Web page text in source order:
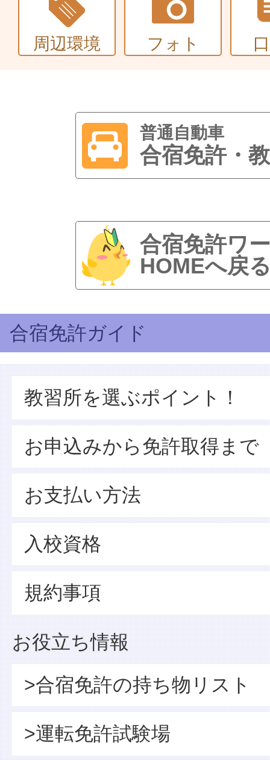
周辺環境 フォト
普通自動車
合宿免許・
合宿免許ワ
HOMEへ戻
合宿免許ガイド
教習所を選ぶポイント！
お申込みから免許取得まで
お支払い方法
入校資格
規約事項
お役立ち情報
>合宿免許の持ち物リスト
>運転免許試験場